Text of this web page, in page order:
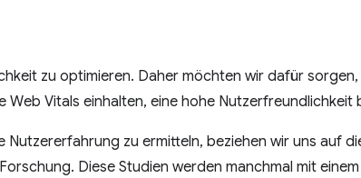
zu optimieren. Daher möchten wir dafür sorgen,
Web Vitals einhalten, eine hohe Nutzerfreundlichkeit
zu ermitteln, beziehen wir uns auf
Diese Studien werden manchmal mit